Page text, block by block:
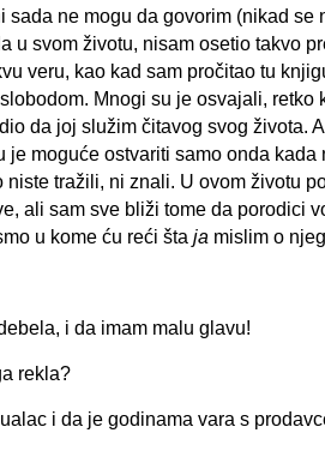
sada ne mogu da govorim (nikad se
u svom životu, nisam osetio takvo
veru, kao kad sam pročitao tu
Mnogi su je osvajali, retko
da joj služim čitavog svog života.
je moguće ostvariti samo onda kada
niste tražili, ni znali. U ovom životu
ali sam sve bliži tome da porodici
u kome ću reći šta ja mislim o
i da imam malu glavu!
rekla?
i da je godinama vara s